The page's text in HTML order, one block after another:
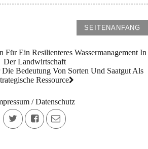
SEITENANFANG
Für Ein Resilienteres Wassermanagement In
Der Landwirtschaft
Bedeutung Von Sorten Und Saatgut Als
Ressource
/ Datenschutz